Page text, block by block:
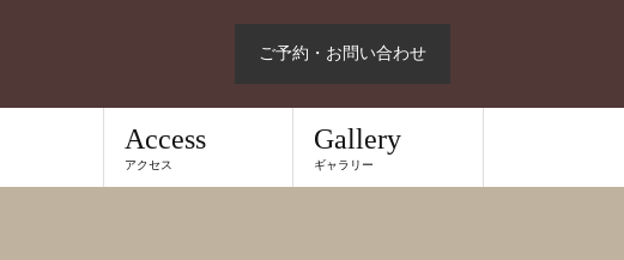
ご予約・お問い合わせ
Access
アクセス
Gallery
ギャラリー